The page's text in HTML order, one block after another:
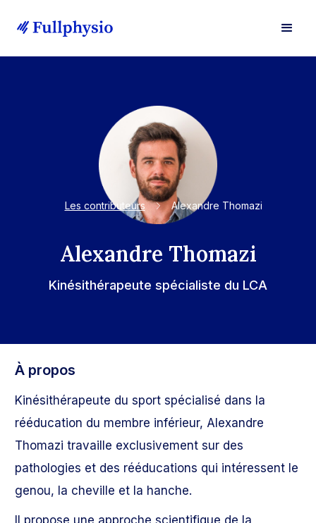
Les contributeurs Alexandre Thomazi
Alexandre Thomazi
Kinésithérapeute spécialiste du LCA
À propos
Kinésithérapeute du sport spécialisé dans la
rééducation du membre inférieur, Alexandre
Thomazi travaille exclusivement sur des
pathologies et des rééducations qui intéressent le
genou, la cheville et la hanche.
Il propose une approche scientifique de la